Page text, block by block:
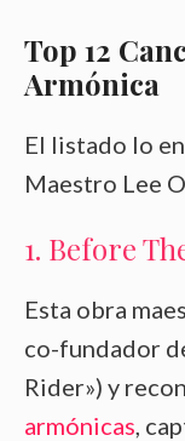
Top 12
Armónica
El listado lo
Maestro Lee
1. Before
Esta obra
co-fundador
Rider») y
armónicas,